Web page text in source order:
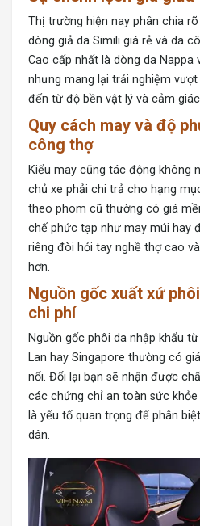
Thị trường hiện nay phân chia
dòng giả da Simili giá rẻ và da
Cao cấp nhất là dòng da Nappa
nhưng mang lại trải nghiệm
đến từ độ bền vật lý và cảm
Quy cách may và độ
công thợ
Kiểu may cũng tác động không
chủ xe phải chi trả cho hạng
theo phom cũ thường có giá
chế phức tạp như may múi hay
riêng đòi hỏi tay nghề thợ cao
hơn.
Nguồn gốc xuất xứ
chi phí
Nguồn gốc phôi da nhập khẩu
Lan hay Singapore thường có
nổi. Đổi lại bạn sẽ nhận được
các chứng chỉ an toàn sức
là yếu tố quan trọng để phân
dân.